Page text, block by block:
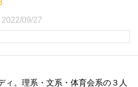
2022/09/27
ィ。理系・文系・体育会系の３人